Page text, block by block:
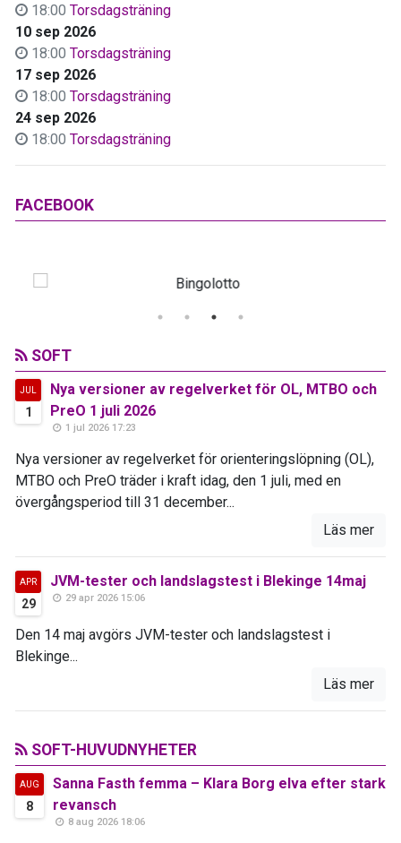
18:00 Torsdagsträning
10 sep 2026
18:00 Torsdagsträning
17 sep 2026
18:00 Torsdagsträning
24 sep 2026
18:00 Torsdagsträning
FACEBOOK
SOFT
JUL
1
Nya versioner av regelverket för OL, MTBO och
PreO 1 juli 2026
1 jul 2026 17:23
Nya versioner av regelverket för orienteringslöpning (OL),
MTBO och PreO träder i kraft idag, den 1 juli, med en
övergångsperiod till 31 december...
Läs mer
APR
29
JVM-tester och landslagstest i Blekinge 14maj
29 apr 2026 15:06
Den 14 maj avgörs JVM-tester och landslagstest i
Blekinge...
Läs mer
SOFT-HUVUDNYHETER
AUG
8
Sanna Fasth femma – Klara Borg elva efter stark
revansch
8 aug 2026 18:06